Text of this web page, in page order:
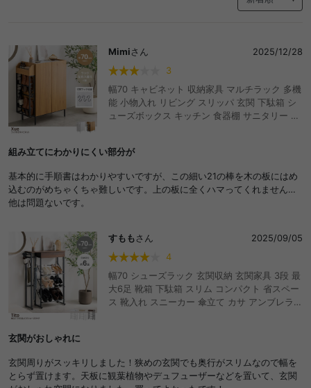
Mimiさん
2025/12/28
3
幅70 キャビネット 収納家具 マルチラック 多機
能 小物入れ リビング スリッパ 玄関 下駄箱 シ
ューズボックス キッチン 食器棚 サニタリー 石
ロボット掃除機 可動棚 シェルフ 本棚 両開き 一
しゃれ おすすめ 安い
組み立てにわかりにくい部分が
基本的に手順書はわかりやすいですが、この細い21の棒を木の板にはめ
込むのがめちゃくちゃ難しいです。上の板に全くハマってくれません…
他は問題ないです。
すももさん
2025/09/05
4
幅70 シューズラック 玄関収納 玄関家具 3段 最
大6足 靴箱 下駄箱 スリム コンパクト 省スペー
ス 靴入れ スニーカー 傘立て カサ アンブレラス
せる 隠す 収納しやすい 印鑑 マスク 狭い 木目
梅雨 エントランス 掃除道具 折りたたみ傘 便利
玄関がおしゃれに
玄関周りがスッキリしました！狭めの玄関でも奥行がスリムなので幅を
とらず置けます。天板に観葉植物やデュフューザーなどを置いて、玄関